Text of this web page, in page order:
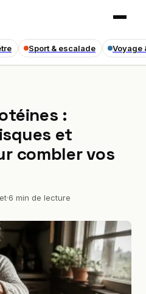
Sport & escalade Voyage
:
et
combler vos
·6 min de lecture